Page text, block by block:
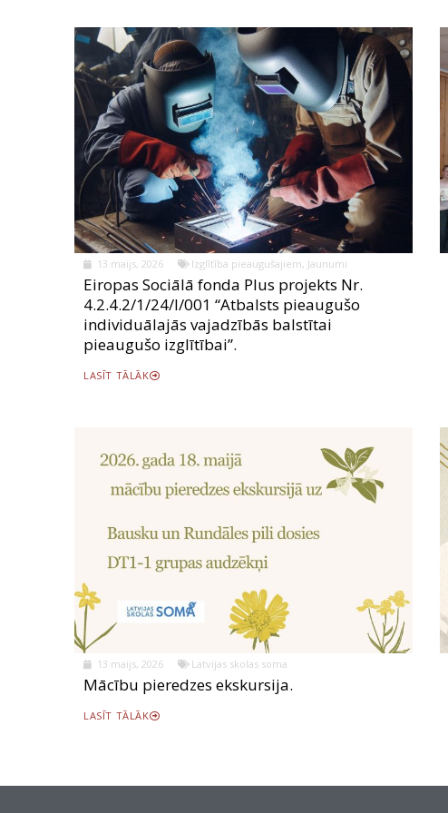
13 maijs, 2026 Izglītība pieaugušajiem, Jaunumi
Eiropas Sociālā fonda Plus projekts Nr.
4.2.4.2/1/24/I/001 “Atbalsts pieaugušo
individuālajās vajadzībās balstītai
pieaugušo izglītībai”.
LASĪT TĀLĀK
13 maijs, 2026 Latvijas skolas soma
Mācību pieredzes ekskursija.
LASĪT TĀLĀK